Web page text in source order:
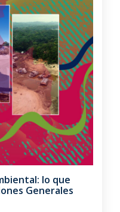
lo que
Generales